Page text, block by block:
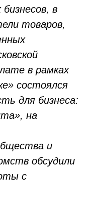
в
товаров,
в рамках
состоялся
для бизнеса:
на
и
обсудили
с